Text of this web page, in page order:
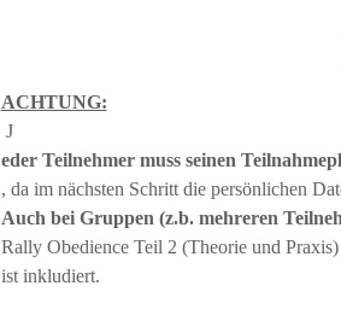
ACHTUNG:
J
eder Teilnehmer muss seinen
, da im nächsten Schritt die persönlichen
Auch bei Gruppen (z.b. mehreren
Rally Obedience Teil 2 (Theorie und
ist inkludiert.